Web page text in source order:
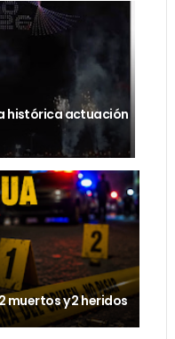
histórica actuación
muertos y 2 heridos